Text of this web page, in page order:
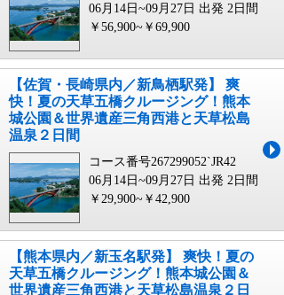
06月14日~09月27日 出発 2日間
￥56,900~￥69,900
【佐賀・長崎県内／新鳥栖駅発】 爽
快！夏の天草五橋クルージング！熊本
城公園＆世界遺産三角西港と天草松島
温泉２日間
コース番号267299052`JR42
06月14日~09月27日 出発 2日間
￥29,900~￥42,900
【熊本県内／新玉名駅発】 爽快！夏の
天草五橋クルージング！熊本城公園＆
世界遺産三角西港と天草松島温泉２日